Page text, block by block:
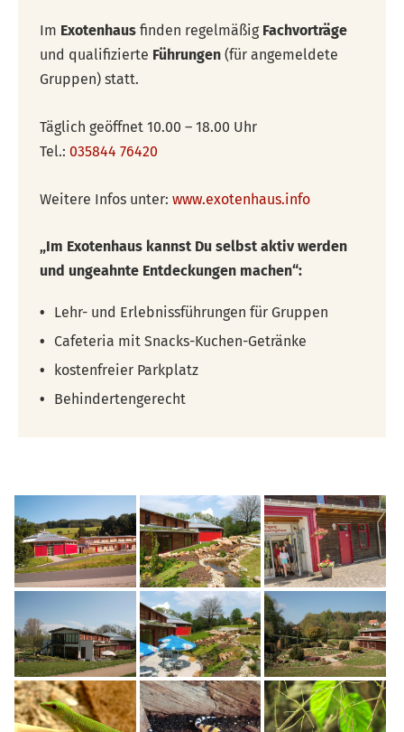
Im Exotenhaus finden regelmäßig Fachvorträge
und qualifizierte Führungen (für angemeldete
Gruppen) statt.
Täglich geöffnet 10.00 – 18.00 Uhr
Tel.: 035844 76420
Weitere Infos unter: www.exotenhaus.info
„Im Exotenhaus kannst Du selbst aktiv werden
und ungeahnte Entdeckungen machen“:
Lehr- und Erlebnissführungen für Gruppen
Cafeteria mit Snacks-Kuchen-Getränke
kostenfreier Parkplatz
Behindertengerecht